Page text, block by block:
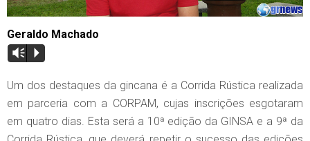
Geraldo Machado
Vm P
Um dos destaques da gincana é a Corrida Rústica realizada
em parceria com a CORPAM, cujas inscrições esgotaram
em quatro dias. Esta será a 10ª edição da GINSA e a 9ª da